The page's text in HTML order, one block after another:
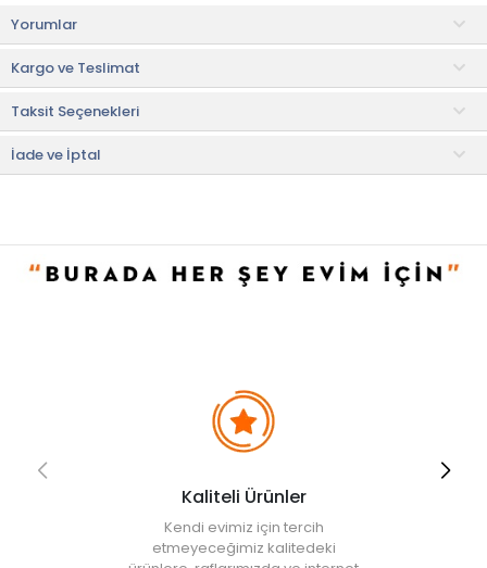
• E27 duylu
• Tasarruflu ve led ampul kullanımına uygundur.
• Not: Ampul dahil değildir.
Safir Light Cars Seramik Abajur, çocuk odası, yatak odası, salon
gibi yaşam alanlarınızda dekorasyon ve gece lambası amaçlı
kullanılabilir.
Kullanım ve Bakım Bilgileri
Yorumlar
Kargo ve Teslimat
Taksit Seçenekleri
İade ve İptal
Kaliteli Ürünler
Kendi evimiz için tercih
etmeyeceğimiz kalitedeki